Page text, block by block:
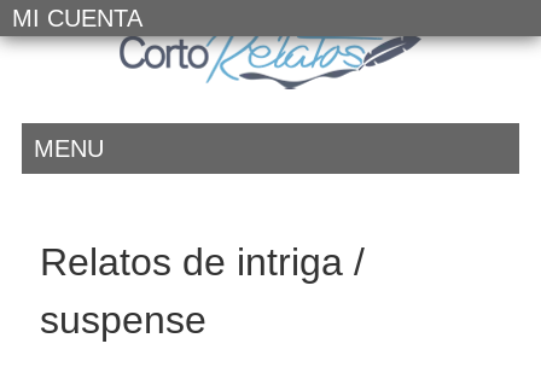
MI CUENTA
MENU
Relatos de intriga /
suspense